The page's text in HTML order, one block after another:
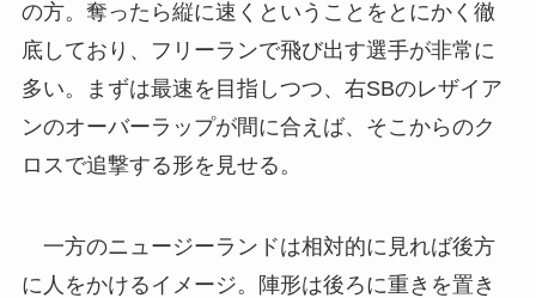
の方。奪ったら縦に速くということをとにかく徹
底しており、フリーランで飛び出す選手が非常に
多い。まずは最速を目指しつつ、右SBのレザイア
ンのオーバーラップが間に合えば、そこからのク
ロスで追撃する形を見せる。
一方のニュージーランドは相対的に見れば後方
に人をかけるイメージ。陣形は後ろに重きを置き